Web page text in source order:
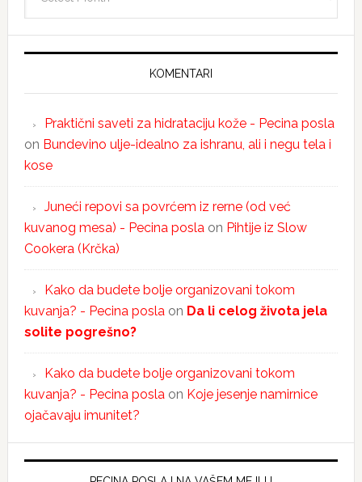
KOMENTARI
Praktični saveti za hidrataciju kože - Pecina posla
on Bundevino ulje-idealno za ishranu, ali i negu tela i
kose
Juneći repovi sa povrćem iz rerne (od već
kuvanog mesa) - Pecina posla on Pihtije iz Slow
Cookera (Krčka)
Kako da budete bolje organizovani tokom
kuvanja? - Pecina posla on Da li celog života jela
solite pogrešno?
Kako da budete bolje organizovani tokom
kuvanja? - Pecina posla on Koje jesenje namirnice
ojačavaju imunitet?